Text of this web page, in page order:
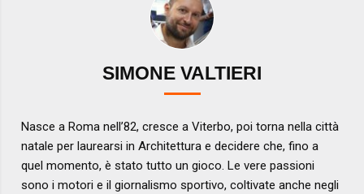
SIMONE VALTIERI
Nasce a Roma nell’82, cresce a Viterbo, poi torna nella città
natale per laurearsi in Architettura e decidere che, fino a
quel momento, è stato tutto un gioco. Le vere passioni
sono i motori e il giornalismo sportivo, coltivate anche negli